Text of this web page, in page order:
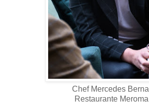
Chef Mercedes Bernal
Restaurante Meroma